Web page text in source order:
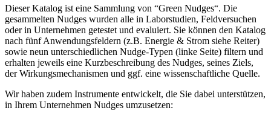
Dieser Katalog ist eine Sammlung von “Green Nudges“. Die
gesammelten Nudges wurden alle in Laborstudien, Feldversuchen
oder in Unternehmen getestet und evaluiert. Sie können den Katalog
nach fünf Anwendungsfeldern (z.B. Energie & Strom siehe Reiter)
sowie neun unterschiedlichen Nudge-Typen (linke Seite) filtern und
erhalten jeweils eine Kurzbeschreibung des Nudges, seines Ziels,
der Wirkungsmechanismen und ggf. eine wissenschaftliche Quelle.
Wir haben zudem Instrumente entwickelt, die Sie dabei unterstützen,
in Ihrem Unternehmen Nudges umzusetzen: